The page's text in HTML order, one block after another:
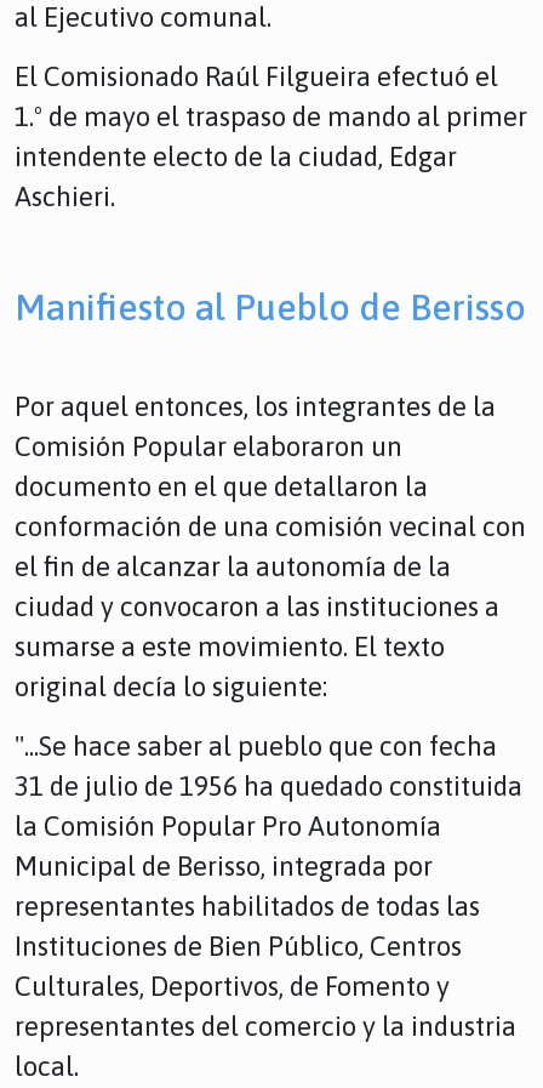
al Ejecutivo comunal.
El Comisionado Raúl Filgueira efectuó el
1.º de mayo el traspaso de mando al primer
intendente electo de la ciudad, Edgar
Aschieri.
Manifiesto al Pueblo de Berisso
Por aquel entonces, los integrantes de la
Comisión Popular elaboraron un
documento en el que detallaron la
conformación de una comisión vecinal con
el fin de alcanzar la autonomía de la
ciudad y convocaron a las instituciones a
sumarse a este movimiento. El texto
original decía lo siguiente:
"...Se hace saber al pueblo que con fecha
31 de julio de 1956 ha quedado constituida
la Comisión Popular Pro Autonomía
Municipal de Berisso, integrada por
representantes habilitados de todas las
Instituciones de Bien Público, Centros
Culturales, Deportivos, de Fomento y
representantes del comercio y la industria
local.